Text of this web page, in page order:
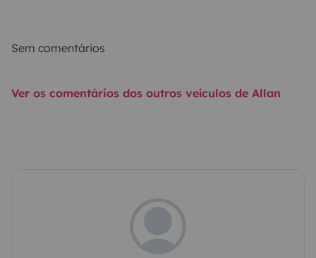
Sem comentários
Ver os comentários dos outros veículos de Allan